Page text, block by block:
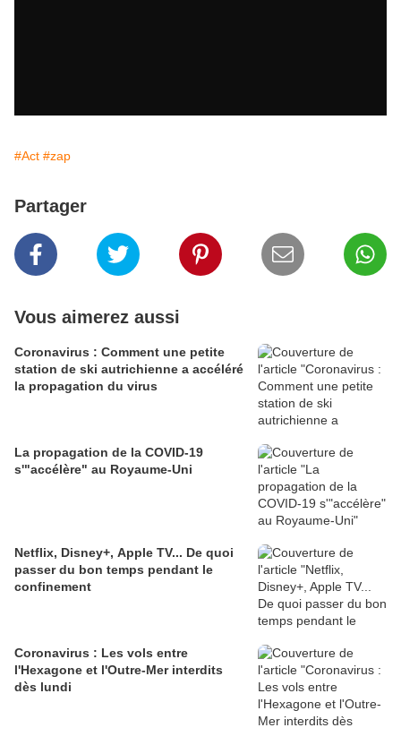
#Act #zap
Partager
Vous aimerez aussi
Coronavirus : Comment une petite
station de ski autrichienne a accéléré
la propagation du virus
La propagation de la COVID-19
s'"accélère" au Royaume-Uni
Netflix, Disney+, Apple TV... De quoi
passer du bon temps pendant le
confinement
Coronavirus : Les vols entre
l'Hexagone et l'Outre-Mer interdits
dès lundi